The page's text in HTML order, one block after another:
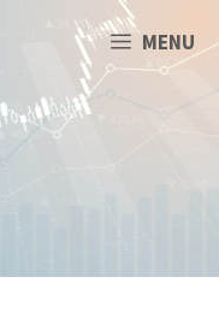
MENU